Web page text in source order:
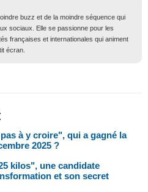
buzz et de la moindre séquence qui
sociaux. Elle se passionne pour les
françaises et internationales qui animent
écran.
à y croire", qui a gagné la
2025 ?
kilos", une candidate
et son secret